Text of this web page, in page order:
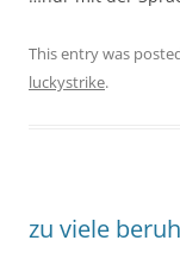
This entry was
luckystrike.
zu viele